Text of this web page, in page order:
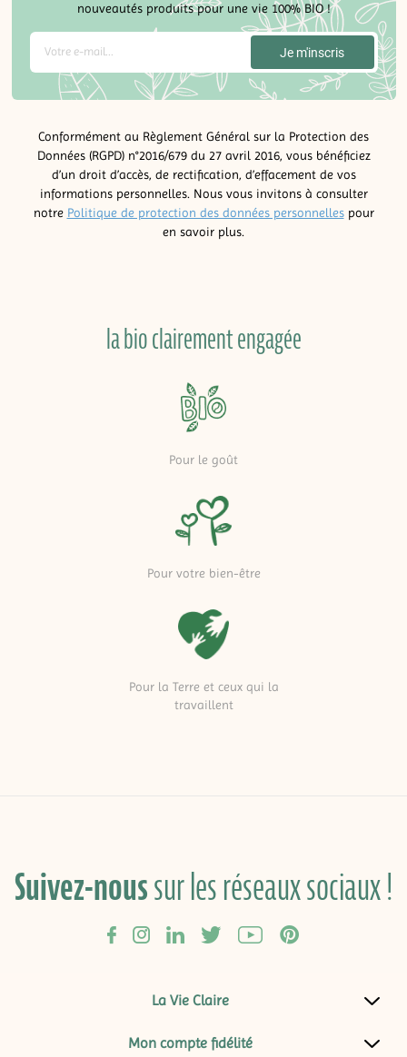
nouveautés produits pour une vie 100% BIO !
Conformément au Règlement Général sur la Protection des
Données (RGPD) n°2016/679 du 27 avril 2016, vous bénéficiez
d’un droit d’accès, de rectification, d’effacement de vos
informations personnelles. Nous vous invitons à consulter
notre Politique de protection des données personnellespour
en savoir plus.
la bio clairement engagée
Pour le goût
Pour votre bien-être
Pour la Terre et ceux qui la
travaillent
Suivez-noussur les réseaux sociaux !
La Vie Claire
Mon compte fidélité